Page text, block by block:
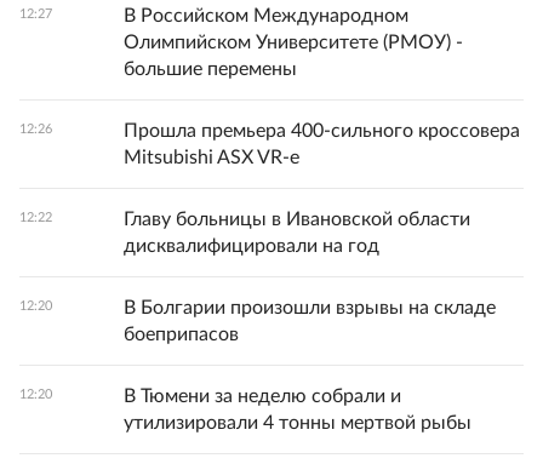
12:27
В Российском Международном
Олимпийском Университете (РМОУ) -
большие перемены
12:26
Прошла премьера 400-сильного кроссовера
Mitsubishi ASX VR-e
12:22
Главу больницы в Ивановской области
дисквалифицировали на год
12:20
В Болгарии произошли взрывы на складе
боеприпасов
12:20
В Тюмени за неделю собрали и
утилизировали 4 тонны мертвой рыбы